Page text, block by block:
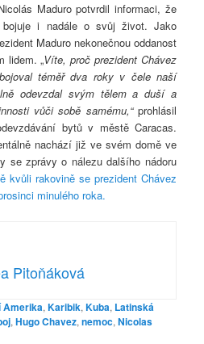
Maduro potvrdil informaci, že
bojuje i nadále o svůj život. Jako
Maduro nekonečnou oddanost
lidem. „Víte, proč prezident Chávez
téměř dva roky v čele naší
odevzdal svým tělem a duší a
vůči sobě samému,“prohlásil
bytů v městě Caracas.
nachází již ve svém domě ve
se zprávy o nálezu dalšího nádoru
kvůli rakovině se prezident Chávez
minulého roka.
Pitoňáková
Amerika,Karibik,Kuba, Latinská
,Hugo Chavez,nemoc,Nicolas